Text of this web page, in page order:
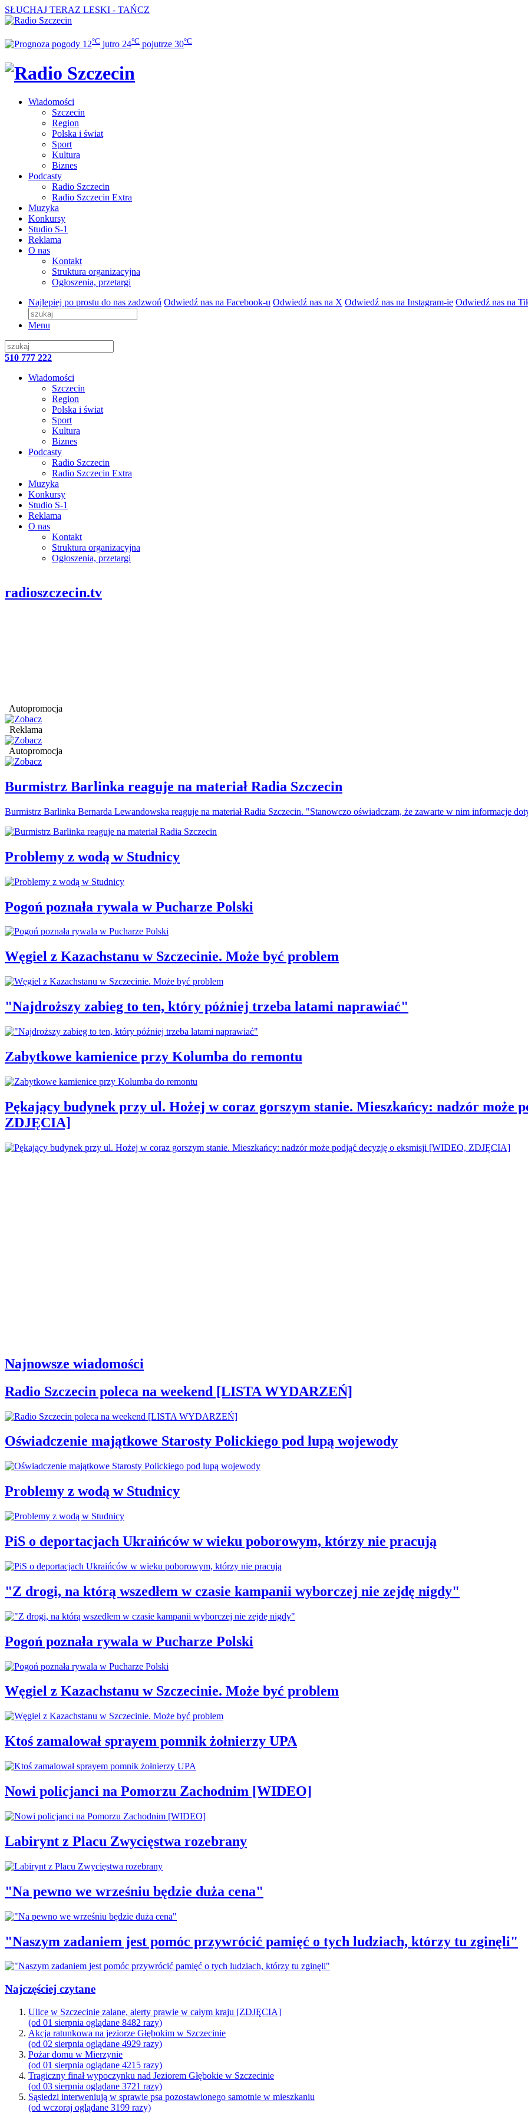
SŁUCHAJ TERAZ LESKI - TAŃCZ
12°C jutro 24°C pojutrze 30°C
Wiadomości
Szczecin
Region
Polska i świat
Sport
Kultura
Biznes
Podcasty
Radio Szczecin
Radio Szczecin Extra
Muzyka
Konkursy
Studio S-1
Reklama
O nas
Kontakt
Struktura organizacyjna
Ogłoszenia, przetargi
Najlepiej po prostu do nas zadzwoń Odwiedź nas na Facebook-u Odwiedź nas na X Odwiedź nas na Instagram-ie Odwiedź nas na
Menu
510 777 222
Wiadomości
Szczecin
Region
Polska i świat
Sport
Kultura
Biznes
Podcasty
Radio Szczecin
Radio Szczecin Extra
Muzyka
Konkursy
Studio S-1
Reklama
O nas
Kontakt
Struktura organizacyjna
Ogłoszenia, przetargi
radioszczecin.tv
Autopromocja
Reklama
Autopromocja
Burmistrz Barlinka reaguje na materiał Radia Szczecin
Burmistrz Barlinka Bernarda Lewandowska reaguje na materiał Radia Szczecin. "Stanowczo oświadczam, że zawarte w nim informacje
Problemy z wodą w Studnicy
Pogoń poznała rywala w Pucharze Polski
Węgiel z Kazachstanu w Szczecinie. Może być problem
"Najdroższy zabieg to ten, który później trzeba latami naprawiać"
Zabytkowe kamienice przy Kolumba do remontu
Pękający budynek przy ul. Hożej w coraz gorszym stanie. Mieszkańcy: nadzór może
ZDJĘCIA]
Najnowsze wiadomości
Radio Szczecin poleca na weekend [LISTA WYDARZEŃ]
Oświadczenie majątkowe Starosty Polickiego pod lupą wojewody
Problemy z wodą w Studnicy
PiS o deportacjach Ukraińców w wieku poborowym, którzy nie pracują
"Z drogi, na którą wszedłem w czasie kampanii wyborczej nie zejdę nigdy"
Pogoń poznała rywala w Pucharze Polski
Węgiel z Kazachstanu w Szczecinie. Może być problem
Ktoś zamalował sprayem pomnik żołnierzy UPA
Nowi policjanci na Pomorzu Zachodnim [WIDEO]
Labirynt z Placu Zwycięstwa rozebrany
"Na pewno we wrześniu będzie duża cena"
"Naszym zadaniem jest pomóc przywrócić pamięć o tych ludziach, którzy tu zginęli"
Najczęściej czytane
Ulice w Szczecinie zalane, alerty prawie w całym kraju [ZDJĘCIA]
(od 01 sierpnia oglądane 8482 razy)
Akcja ratunkowa na jeziorze Głębokim w Szczecinie
(od 02 sierpnia oglądane 4929 razy)
Pożar domu w Mierzynie
(od 01 sierpnia oglądane 4215 razy)
Tragiczny finał wypoczynku nad Jeziorem Głębokie w Szczecinie
(od 03 sierpnia oglądane 3721 razy)
Sąsiedzi interweniują w sprawie psa pozostawionego samotnie w mieszkaniu
(od wczoraj oglądane 3199 razy)